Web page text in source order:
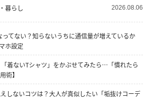
暮らし 2026.08.06
ってない？知らないうちに通信量が増えているか
ホ設定
着ないTシャツ」をかぶせてみたら…「慣れたら
術】
しないコツは？大人が真似したい「垢抜けコーデ